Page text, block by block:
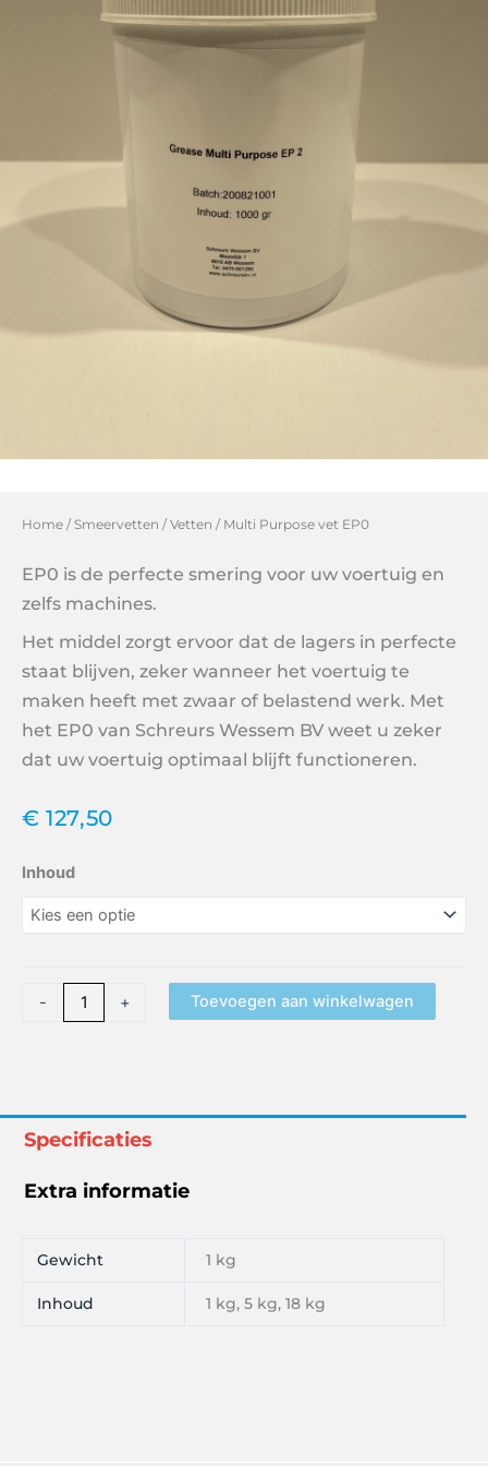
Home / Smeervetten /Vetten / Multi Purpose vet EP0
EP0 is de perfecte smering voor uw voertuig en
zelfs machines.
Het middel zorgt ervoor dat de lagers in perfecte
staat blijven, zeker wanneer het voertuig te
maken heeft met zwaar of belastend werk. Met
het EP0 van Schreurs Wessem BV weet u zeker
dat uw voertuig optimaal blijft functioneren.
€ 127,50
Inhoud
-
Multi
Purpose
vet
+
Toevoegen aan winkelwagen
Specificaties
Extra informatie
Gewicht 1 kg
Inhoud 1 kg, 5 kg, 18 kg